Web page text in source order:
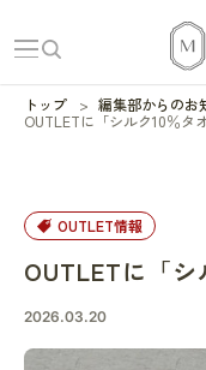
トップ
編集部からのお
OUTLETに「シルク10％タ
OUTLET情報
OUTLETに「シ
2026.03.20